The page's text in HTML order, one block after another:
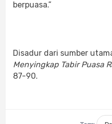
berpuasa.”
Disadur dari sumber
Menyingkap Tabir Puasa
87-90.